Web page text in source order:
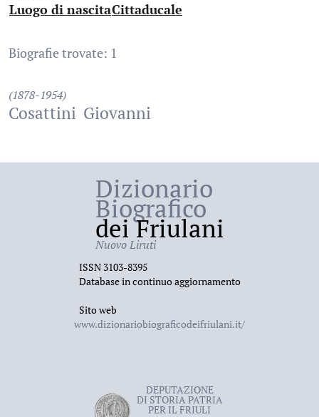
Luogo di nascita
:Cittaducale
Biografie trovate: 1
(1878-1954)
Cosattini Giovanni
Dizionario
Biografico
dei Friulani
Nuovo Liruti
ISSN 3103-8395
Database in continuo aggiornamento
Sito web
www.dizionariobiograficodeifriulani.it/
DEPUTAZIONE
DI STORIA PATRIA
PER IL FRIULI